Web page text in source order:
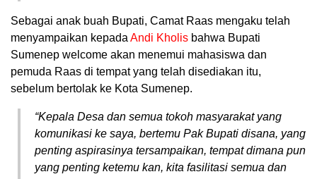
Sebagai anak buah Bupati, Camat Raas mengaku telah
menyampaikan kepada Andi Kholis bahwa Bupati
Sumenep welcome akan menemui mahasiswa dan
pemuda Raas di tempat yang telah disediakan itu,
sebelum bertolak ke Kota Sumenep.
“Kepala Desa dan semua tokoh masyarakat yang
komunikasi ke saya, bertemu Pak Bupati disana, yang
penting aspirasinya tersampaikan, tempat dimana pun
yang penting ketemu kan, kita fasilitasi semua dan